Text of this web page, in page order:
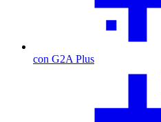
con G2A Plus